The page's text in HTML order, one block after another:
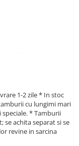
1-2 zile * In stoc
cu lungimi mari
* Tamburii
se achita separat si se
revine in sarcina